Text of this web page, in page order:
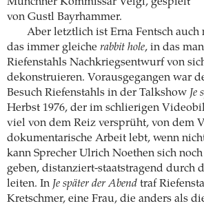
Münchner Kommissar Veigl, gespielt
von Gustl Bayrhammer.
Aber letztlich ist Erna Fentsch
das immer gleiche rabbit hole, in das
Riefenstahls Nachkriegsentwurf von
dekonstruieren. Vorausgegangen war
Besuch Riefenstahls in der Talkshow Je
Herbst 1976, der im schlierigen
viel von dem Reiz versprüht, von dem
dokumentarische Arbeit lebt, wenn
kann Sprecher Ulrich Noethen sich
geben, distanziert-staatstragend durch
leiten. In Je später der Abend traf
Kretschmer, eine Frau, die anders als